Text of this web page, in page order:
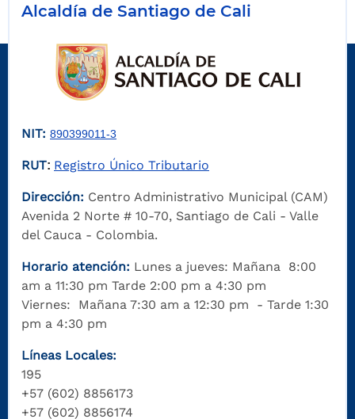
Alcaldía de Santiago de Cali
NIT: 890399011-3
RUT: Registro Único Tributario
Dirección: Centro Administrativo Municipal (CAM)
Avenida 2 Norte # 10-70, Santiago de Cali - Valle
del Cauca - Colombia.
Horario atención: Lunes a jueves: Mañana 8:00
am a 11:30 pm Tarde 2:00 pm a 4:30 pm
Viernes: Mañana 7:30 am a 12:30 pm - Tarde 1:30
pm a 4:30 pm
Líneas Locales:
195
+57 (602) 8856173
+57 (602) 8856174